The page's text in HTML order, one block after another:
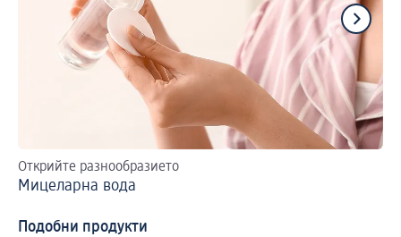
Открийте разнообразието
Мицеларна вода
Подобни продукти